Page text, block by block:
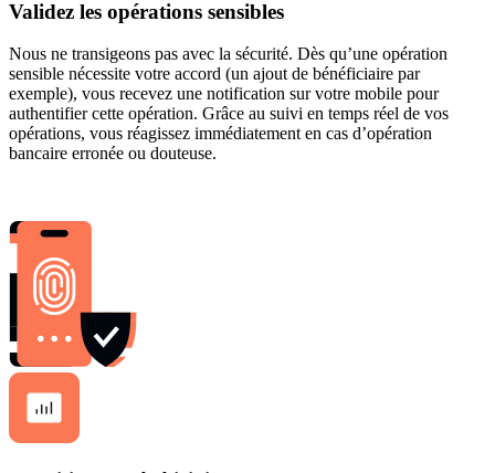
Validez les opérations sensibles
Nous ne transigeons pas avec la sécurité. Dès qu’une opération
sensible nécessite votre accord (un ajout de bénéficiaire par
exemple), vous recevez une notification sur votre mobile pour
authentifier cette opération. Grâce au suivi en temps réel de vos
opérations, vous réagissez immédiatement en cas d’opération
bancaire erronée ou douteuse.